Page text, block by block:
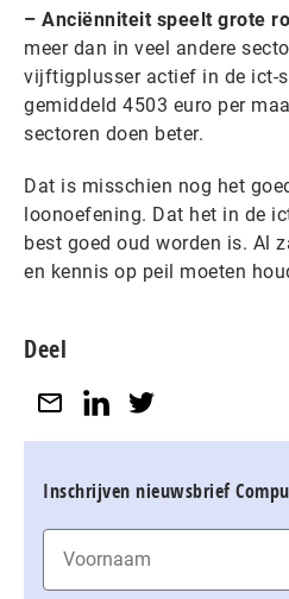
– Anciënniteit speelt grote
meer dan in veel andere
vijftigplusser actief in de ict-
gemiddeld 4503 euro per
sectoren doen beter.
Dat is misschien nog het
loonoefening. Dat het in de
best goed oud worden is. Al
en kennis op peil moeten
Deel
Inschrijven nieuwsbrief